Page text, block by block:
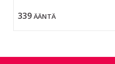
339 ÄÄNTÄ